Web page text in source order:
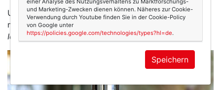
Und zweitens, weil ich dir ein Produkt zeigen will, das
mir genau für diese Außer-Atem-Tage perfekt scheint:
Idéalia Life Serumvon Vichy.
einer Analyse des Nutzungsverhaltens zu Marktforschungs-
und Marketing-Zwecken dienen können. Näheres zur Cookie-
Verwendung durch Youtube finden Sie in der Cookie-Policy
von Google unter
https://policies.google.com/technologies/types?hl=de.
Speichern